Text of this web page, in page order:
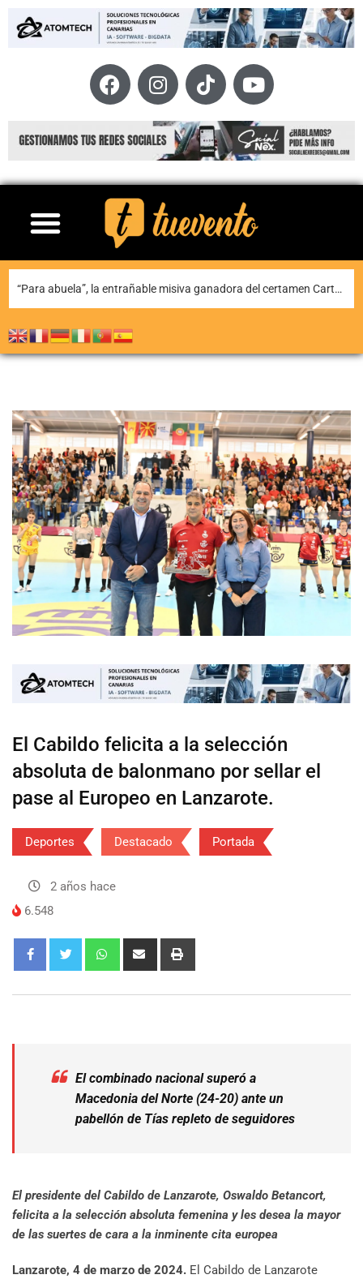
Teguise honra a Nuestra Señora de Las Nieves en la tradicional misa en la ermita
El Cabildo felicita a la selección
absoluta de balonmano por sellar el
pase al Europeo en Lanzarote.
Deportes Destacado Portada
2 años hace
6.548
El combinado nacional superó a
Macedonia del Norte (24-20) ante un
pabellón de Tías repleto de seguidores
El presidente del Cabildo de Lanzarote, Oswaldo Betancort,
felicita a la selección absoluta femenina y les desea la mayor
de las suertes de cara a la inminente cita europea
Lanzarote, 4 de marzo de 2024. El Cabildo de Lanzarote